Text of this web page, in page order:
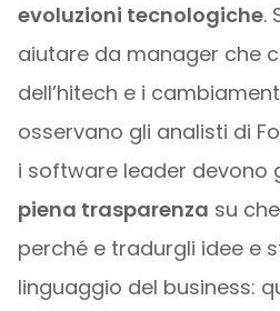
evoluzioni tecnologiche.
aiutare da manager che
dell’hitech e i
osservano gli analisti di
i software leader devono
piena trasparenza su
perché e tradurgli idee e
linguaggio del business: